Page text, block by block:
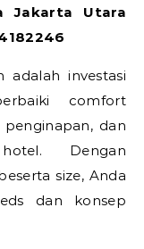
Jakarta Utara
investasi
comfort
dan
Dengan
size, Anda
dan konsep